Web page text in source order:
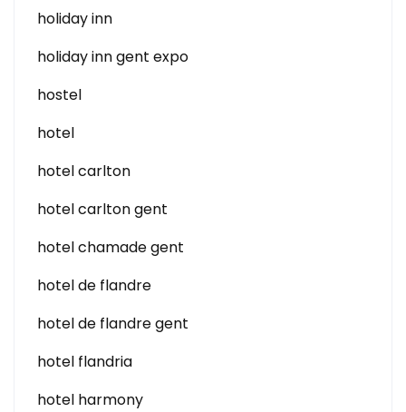
holiday inn
holiday inn gent expo
hostel
hotel
hotel carlton
hotel carlton gent
hotel chamade gent
hotel de flandre
hotel de flandre gent
hotel flandria
hotel harmony